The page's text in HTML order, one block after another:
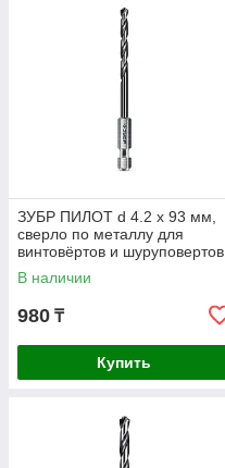
ЗУБР ПИЛОТ d 4.2 х 93 мм,
сверло по металлу для
винтовёртов и шуруповертов
IMPACT READY
Профессионал
В наличии
980 ₸
Купить